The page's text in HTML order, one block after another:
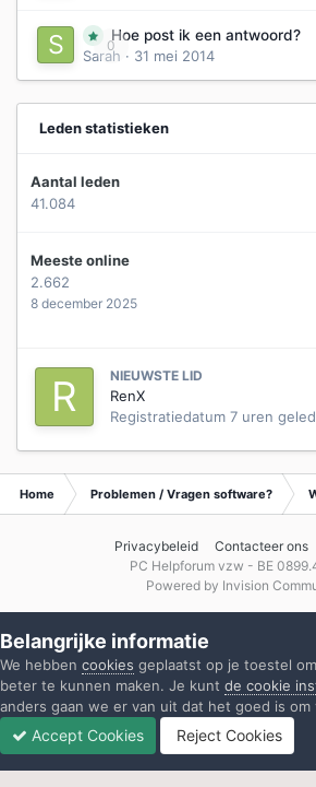
0
Hoe post ik een antwoord?
Sarah · 31 mei 2014
Leden statistieken
Aantal leden
41.084
Meeste online
2.662
8 december 2025
NIEUWSTE LID
RenX
Registratiedatum 7 uren
Home Problemen / Vragen software?
Privacybeleid Contacteer ons
PC Helpforum vzw - BE
Powered by Invision
Belangrijke informatie
We hebben cookies geplaatst op je toestel
beter te kunnen maken. Je kunt de cookie
anders gaan we er van uit dat het goed is om
Accept Cookies Reject Cookies
Ongelezen